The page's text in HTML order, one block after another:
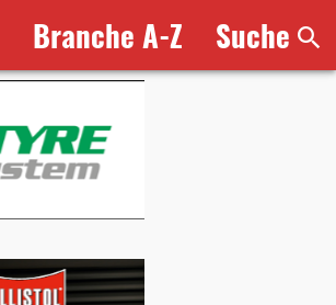
Branche A-Z Suche